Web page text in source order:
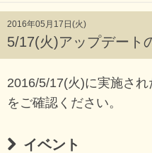
2016年05月17日(火)
5/17(火)アップデート
2016/5/17(火)に実施さ
をご確認ください。
イベント